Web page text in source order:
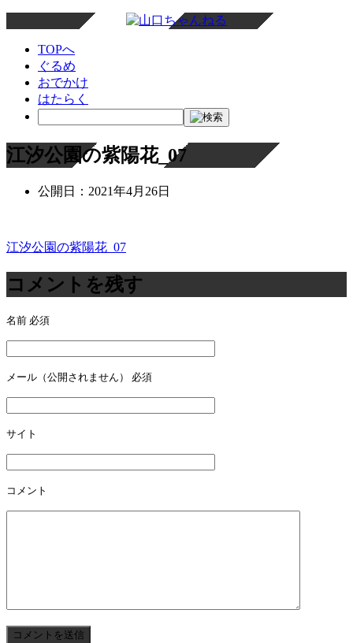
TOPへ
ぐるめ
おでかけ
はたらく
江汐公園の紫陽花_07
公開日： 2021年4月26日
投
稿
ナ
ビ
ゲ
ー
シ
ョ
ン
江汐公園の紫陽花_07
コメントを残す
名前 必須
メール（公開されません） 必須
サイト
コメント